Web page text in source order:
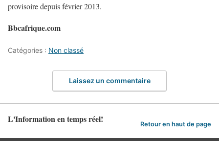
provisoire depuis février 2013.
Bbcafrique.com
Catégories : Non classé
Laissez un commentaire
L'Information en temps réel! Retour en haut de page